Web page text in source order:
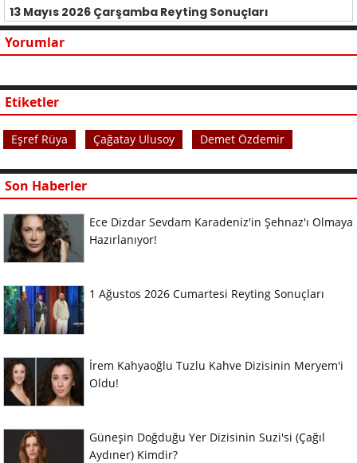
13 Mayıs 2026 Çarşamba Reyting Sonuçları
Yorumlar
Etiketler
Eşref Rüya Çağatay Ulusoy Demet Özdemir
Son Haberler
Ece Dizdar Sevdam Karadeniz'in Şehnaz'ı Olmaya
Hazırlanıyor!
1 Ağustos 2026 Cumartesi Reyting Sonuçları
İrem Kahyaoğlu Tuzlu Kahve Dizisinin Meryem'i
Oldu!
Güneşin Doğduğu Yer Dizisinin Suzi'si (Çağıl
Aydıner) Kimdir?